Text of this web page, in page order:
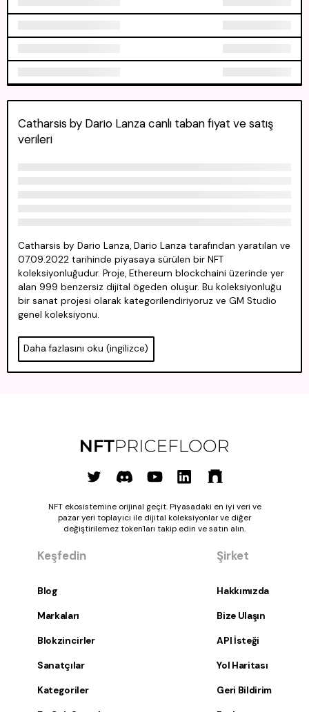
Catharsis by Dario Lanza canlı taban fiyat ve satış
verileri
Catharsis by Dario Lanza, Dario Lanza tarafından yaratılan ve
07.09.2022 tarihinde piyasaya sürülen bir NFT
koleksiyonluğudur. Proje, Ethereum blockchaini üzerinde yer
alan 999 benzersiz dijital ögeden oluşur. Bu koleksiyonluğu
bir sanat projesi olarak kategorilendiriyoruz ve GM Studio
genel koleksiyonu.
Daha fazlasını oku (ingilizce)
NFT ekosistemine orijinal geçit. Piyasadaki en iyi veri ve
pazar yeri toplayıcı ile dijital koleksiyonlar ve diğer
değiştirilemez token'ları takip edin ve satın alın.
Keşfedin
Blog
Markaları
Blokzincirler
Sanatçılar
Kategoriler
Şirket
Hakkımızda
Bize Ulaşın
API İsteği
Yol Haritası
Geri Bildirim